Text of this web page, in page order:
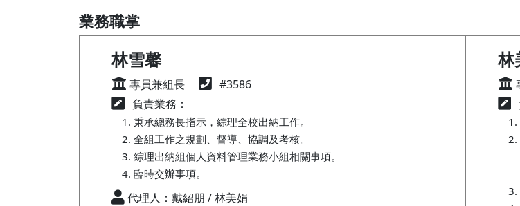
業務職掌
林雪馨
專員兼組長
#3586
負責業務：
秉承總務長指示，綜理全校出納工作。
全組工作之規劃、督導、協調及考核。
綜理出納組個人資料管理業務小組相關事項。
臨時交辦事項。
代理人：戴紹朋 / 林美娟
林